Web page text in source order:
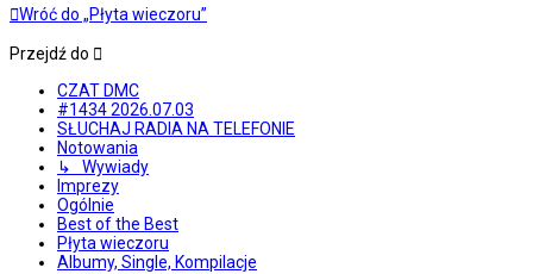
Wróć do „Płyta wieczoru”
Przejdź do
CZAT DMC
#1434 2026.07.03
SŁUCHAJ RADIA NA TELEFONIE
Notowania
↳ Wywiady
Imprezy
Ogólnie
Best of the Best
Płyta wieczoru
Albumy, Single, Kompilacje